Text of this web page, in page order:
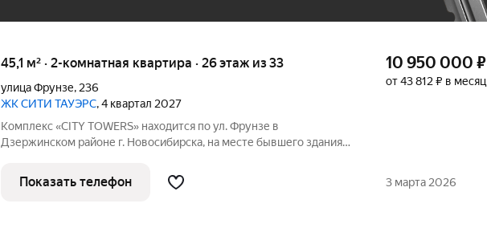
45,1 м² · 2-комнатная квартира · 26 этаж из 33
улица Фрунзе, 236
ЖК CИТИ ТАУЭРС, 4 квартал 2027
Комплекс «CITY TOWERS» находится по ул. Фрунзе в
Дзержинском районе г. Новосибирска, на месте бывшего здания
представляет замкнутую постройку из трех башен. Две башни 30
этажей и одна 25-этажная
10 950 000 ₽
от 43 812 ₽ в месяц
Показать телефон 3 марта 2026